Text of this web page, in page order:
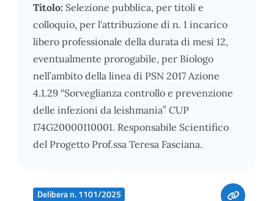
Titolo: Selezione pubblica, per titoli e
colloquio, per l'attribuzione di n. 1 incarico
libero professionale della durata di mesi 12,
eventualmente prorogabile, per Biologo
nell’ambito della linea di PSN 2017 Azione
4.1.29 “Sorveglianza controllo e prevenzione
delle infezioni da leishmania” CUP
I74G20000110001. Responsabile Scientifico
del Progetto Prof.ssa Teresa Fasciana.
Delibera n. 1101/2025